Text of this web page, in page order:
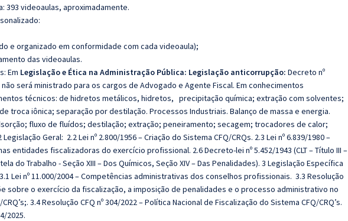
393 videoaulas, aproximadamente.
e organizado em conformidade com cada videoaula);
das videoaulas.
Em Legislação e Ética na Administração Pública: Legislação anticorrupção: Decreto nº
será ministrado para os cargos de Advogado e Agente Fiscal. Em conhecimentos
técnicos: de hidretos metálicos, hidretos, precipitação química; extração com solventes;
troca iônica; separação por destilação. Processos Industriais. Balanço de massa e energia.
fluxo de fluídos; destilação; extração; peneiramento; secagem; trocadores de calor;
Legislação Geral: 2.2 Lei nº 2.800/1956 – Criação do Sistema CFQ/CRQs. 2.3 Lei nº 6.839/1980 –
entidades fiscalizadoras do exercício profissional. 2.6 Decreto‑lei nº 5.452/1943 (CLT – Título III –
do Trabalho - Seção XIII – Dos Químicos, Seção XIV – Das Penalidades). 3 Legislação Específica
Lei nº 11.000/2004 – Competências administrativas dos conselhos profissionais. 3.3 Resolução
sobre o exercício da fiscalização, a imposição de penalidades e o processo administrativo no
3.4 Resolução CFQ nº 304/2022 – Política Nacional de Fiscalização do Sistema CFQ/CRQ’s.
2025.